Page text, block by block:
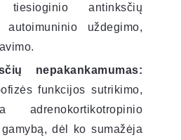
antinksčių
uždegimo,
nepakankamumas:
funkcijos sutrikimo,
adrenokortikotropinio
dėl ko sumažėja